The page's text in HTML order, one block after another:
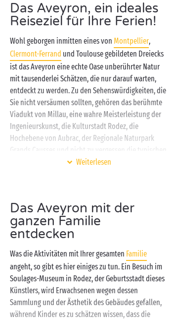
Das Aveyron, ein ideales
Reiseziel für Ihre Ferien!
Wohl geborgen inmitten eines von Montpellier,
Clermont-Ferrand und Toulouse gebildeten Dreiecks
ist das Aveyron eine echte Oase unberührter Natur
mit tausenderlei Schätzen, die nur darauf warten,
entdeckt zu werden. Zu den Sehenswürdigkeiten, die
Sie nicht versäumen sollten, gehören das berühmte
Viadukt von Millau, eine wahre Meisterleistung der
Ingenieurskunst, die Kulturstadt Rodez, die
Hochebene von Aubrac, der Regionale Naturpark
Grands Causses und nicht zu vergessen die typischen
Dörfer Belcastel oder Sainte-Eulalie-d'Olt. Dies ist
Für Ihren Urlaub im Aveyron einen Camping Sandaya
zu wählen, ist definitiv eine hervorragende Idee …
Die Gründe hierfür sind vielfältig: ein schöner
Badebereich zum Planschen mit der Familie, eine
bevorzugte geografische Lage, um die schönsten Orte
der Region zu erkunden, Unterkünfte für jeden
Geschmack, Aktivitäten für Groß und Klein … Und die
Liste geht noch weiter!
Weiterlesen
Das Aveyron mit der
ganzen Familie
entdecken
Was die Aktivitäten mit Ihrer gesamten Familie
angeht, so gibt es hier einiges zu tun. Ein Besuch im
Soulages-Museum in Rodez, der Geburtsstadt dieses
Künstlers, wird Erwachsenen wegen dessen
Sammlung und der Ästhetik des Gebäudes gefallen,
während Kinder es zu schätzen wissen, dass die